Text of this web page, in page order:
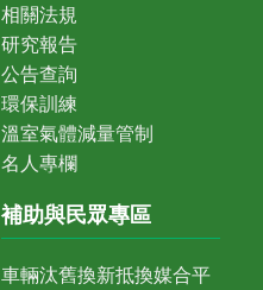
相關法規
研究報告
公告查詢
環保訓練
溫室氣體減量管制
名人專欄
補助與民眾專區
車輛汰舊換新抵換媒合平